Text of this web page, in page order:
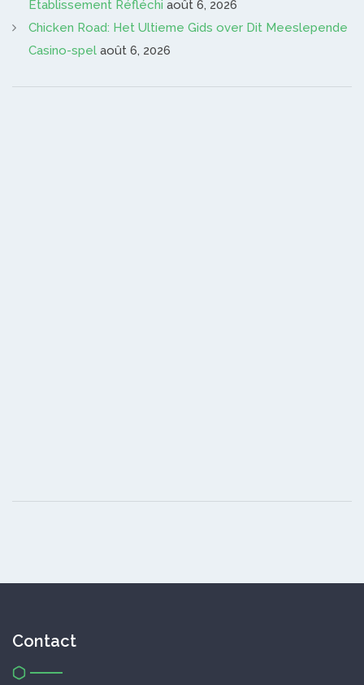
Établissement Réfléchi août 6, 2026
Chicken Road: Het Ultieme Gids over Dit Meeslepende
Casino-spel août 6, 2026
Contact